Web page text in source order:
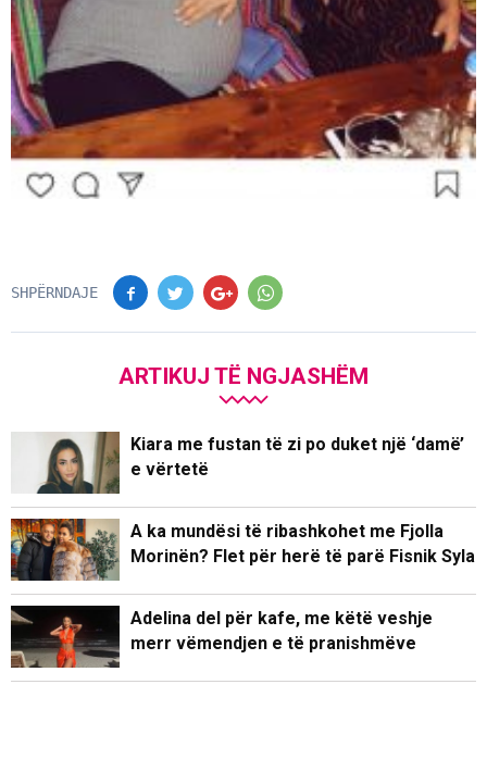
SHPËRNDAJE
ARTIKUJ TË NGJASHËM
Kiara me fustan të zi po duket një ‘damë’
e vërtetë
A ka mundësi të ribashkohet me Fjolla
Morinën? Flet për herë të parë Fisnik Syla
Adelina del për kafe, me këtë veshje
merr vëmendjen e të pranishmëve